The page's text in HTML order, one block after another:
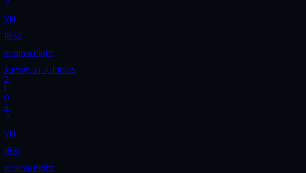
VN
1832
virginia night
Jumat, 31 Jul 10.05
2
1
0
4
VN
1831
virginia night